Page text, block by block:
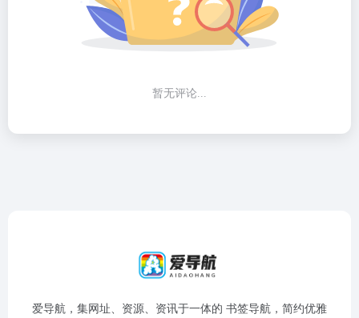
暂无评论...
爱导航，集网址、资源、资讯于一体的 书签导航，简约优雅